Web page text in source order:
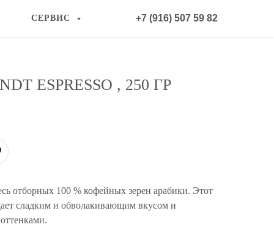
СЕРВИС +7 (916) 507 59 82
ESPRESSO , 250 ГР
отборных 100 % кофейных зерен арабики. Этот
сладким и обволакивающим вкусом и